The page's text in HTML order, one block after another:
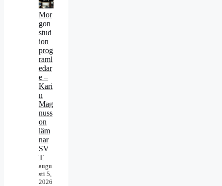
Mor
gon
stud
ion
prog
raml
edar
e –
Kari
n
Mag
nuss
on
läm
nar
SV
T
augu
sti 5,
2026